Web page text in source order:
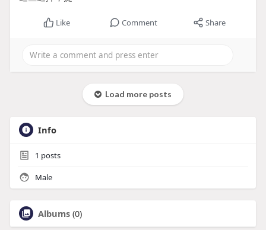
Like Comment Share
Load more posts
Info
1 posts
Male
Albums (0)